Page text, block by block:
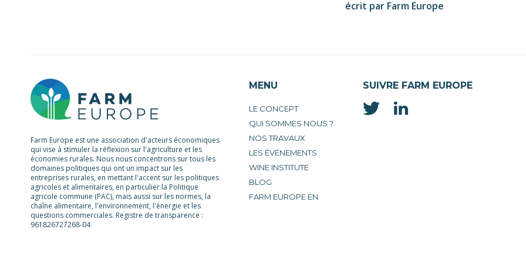
écrit par Farm Europe
Farm Europe est une association d'acteurs économiques
qui vise à stimuler la réflexion sur l'agriculture et les
économies rurales. Nous nous concentrons sur tous les
domaines politiques qui ont un impact sur les
entreprises rurales, en mettant l'accent sur les politiques
agricoles et alimentaires, en particulier la Politique
agricole commune (PAC), mais aussi sur les normes, la
chaîne alimentaire, l'environnement, l'énergie et les
questions commerciales. Registre de transparence :
961826727268-04
MENU
LE CONCEPT
QUI SOMMES NOUS ?
NOS TRAVAUX
LES ÉVÉNEMENTS
WINE INSTITUTE
BLOG
FARM EUROPE EN
SUIVRE FARM EUROPE